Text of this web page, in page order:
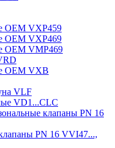
ОЕМ VXP459
ОЕМ VXP469
ОЕМ VMP469
OEM VXB
VLF
VD1...CLC
клапаны PN 16
PN 16 VVI47...,